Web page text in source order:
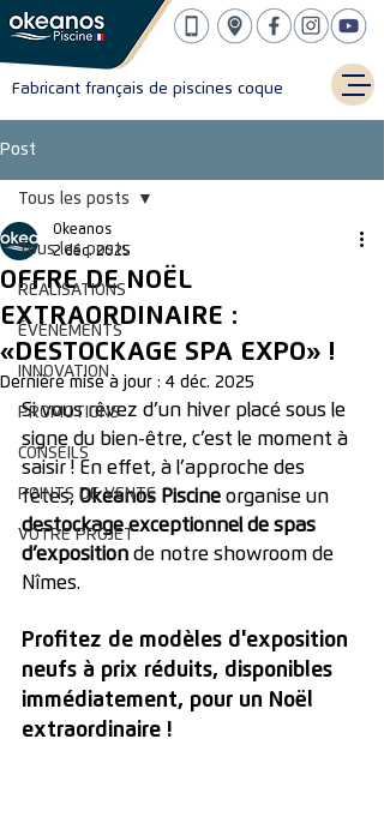
Fabricant français de piscines coque
Post
Tous les posts
RÉALISATIONS
ÉVÈNEMENTS
INNOVATION
PROMOTIONS
CONSEILS
POINTS DE VENTE
VOTRE PROJET
Tous les posts
OFFRE DE NOËL
EXTRAORDINAIRE :
«DESTOCKAGE SPA EXPO» !
Okeanos
2 déc. 2025
Dernière mise à jour : 4 déc. 2025
Si vous rêvez d’un hiver placé sous le
signe du bien-être, c’est le moment à
saisir ! En effet, à l’approche des
fêtes, Okeanos Piscine organise un
destockage exceptionnel de spas
d’exposition de notre showroom de
Nîmes.
Profitez de modèles d'exposition
neufs à prix réduits, disponibles
immédiatement, pour un Noël
extraordinaire !